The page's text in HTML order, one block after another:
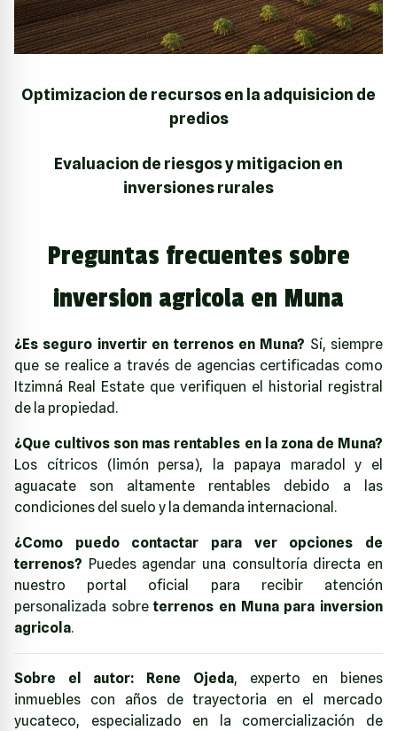
Optimizacion de recursos en la adquisicion de
predios
Evaluacion de riesgos y mitigacion en
inversiones rurales
Preguntas frecuentes sobre
inversion agricola en Muna
¿Es seguro invertir en terrenos en Muna? Sí, siempre
que se realice a través de agencias certificadas como
Itzimná Real Estate que verifiquen el historial registral
de la propiedad.
¿Que cultivos son mas rentables en la zona de Muna?
Los cítricos (limón persa), la papaya maradol y el
aguacate son altamente rentables debido a las
condiciones del suelo y la demanda internacional.
¿Como puedo contactar para ver opciones de
terrenos? Puedes agendar una consultoría directa en
nuestro portal oficial para recibir atención
personalizada sobreterrenos en Muna para inversion
agricola.
Sobre el autor: Rene Ojeda, experto en bienes
inmuebles con años de trayectoria en el mercado
yucateco, especializado en la comercialización de